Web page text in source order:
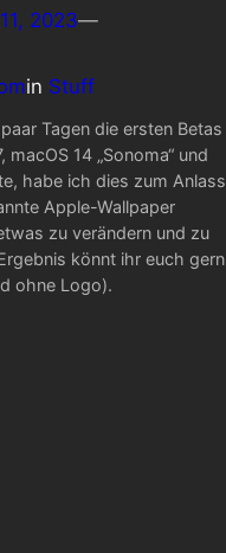
2023—
in Stuff
Tagen die ersten Betas
macOS 14 „Sonoma“ und
habe ich dies zum Anlass
Apple-Wallpaper
zu verändern und zu
könnt ihr euch gern
ohne Logo).